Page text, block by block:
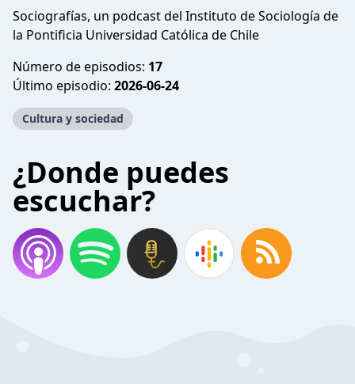
Sociografías, un podcast del Instituto de Sociología de
la Pontificia Universidad Católica de Chile
Número de episodios: 17
Último episodio: 2026-06-24
Cultura y sociedad
¿Donde puedes
escuchar?